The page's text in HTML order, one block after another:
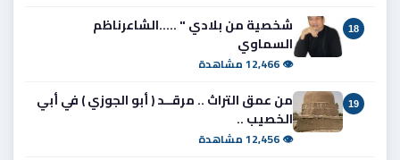
18
شخصية من بلادي " .....الشاعرناظم
السماوي
👁 12,466 مشاهدة
19
من عمق التراث .. مرقــد ( أبو الجوزي ) في أبي
الخصيب ..
👁 12,456 مشاهدة